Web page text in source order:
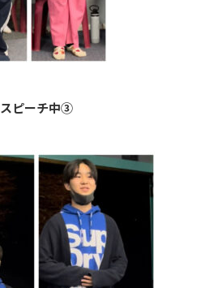
スピーチ中③